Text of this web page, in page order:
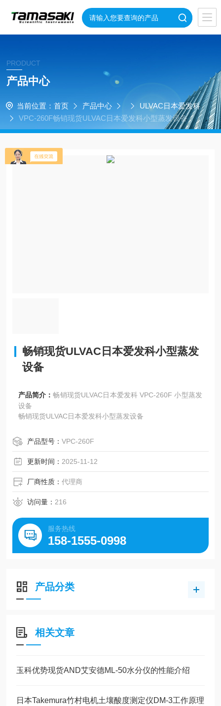
PRODUCT
产品中心
当前位置： 首页 产品中心
ULVAC日本爱发科
VPC-260F畅销现货ULVAC日本爱发科小型蒸发设备
畅销现货ULVAC日本爱发科小型蒸发
设备
产品简介：畅销现货ULVAC日本爱发科 VPC-260F 小型蒸发
设备
畅销现货ULVAC日本爱发科小型蒸发设备
产品型号：VPC-260F
更新时间： 2025-11-12
厂商性质：代理商
访问量： 216
服务热线
158-1555-0998
产品分类
相关文章
玉科优势现货AND艾安德ML-50水分仪的性能介绍
日本Takemura竹村电机土壤酸度测定仪DM-3工作原理